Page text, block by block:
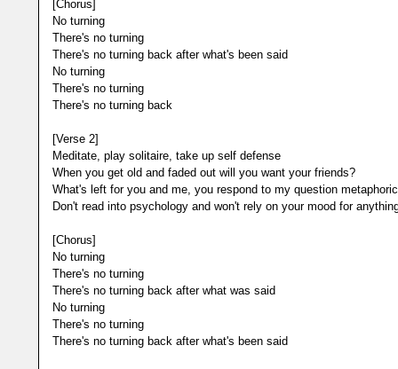
[Chorus]
No turning
There's no turning
There's no turning back after what's been said
No turning
There's no turning
There's no turning back
[Verse 2]
Meditate, play solitaire, take up self defense
When you get old and faded out will you want your friends?
What's left for you and me, you respond to my question
Don't read into psychology and won't rely on your mood for
[Chorus]
No turning
There's no turning
There's no turning back after what was said
No turning
There's no turning
There's no turning back after what's been said